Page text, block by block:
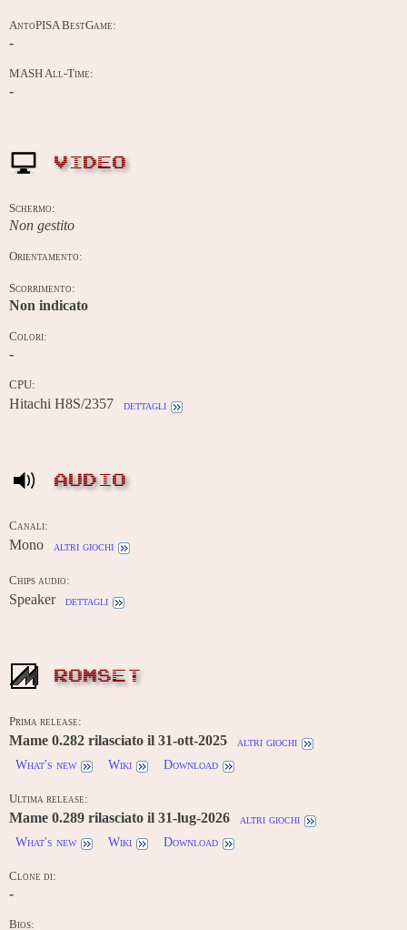
AntoPISA BestGame:
-
MASH All-Time:
-
VIDEO
Schermo:
Non gestito
Orientamento:
Scorrimento:
Non indicato
Colori:
-
CPU:
Hitachi H8S/2357 dettagli
AUDIO
Canali:
Mono altri giochi
Chips audio:
Speaker dettagli
ROMSET
Prima release:
Mame 0.282 rilasciato il 31-ott-2025
altri giochi
What's new
Wiki Download
Ultima release:
Mame 0.289 rilasciato il 31-lug-2026
altri giochi
What's new
Wiki Download
Clone di:
-
Bios: